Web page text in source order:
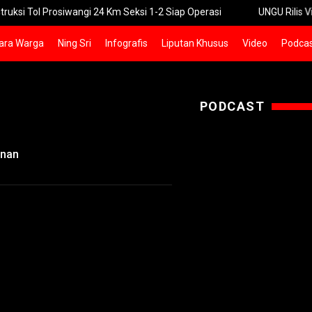
24 Km Seksi 1-2 Siap Operasi UNGU Rilis Video Musik
Warga Ning Sri Infografis Liputan Khusus Video
PODCAST